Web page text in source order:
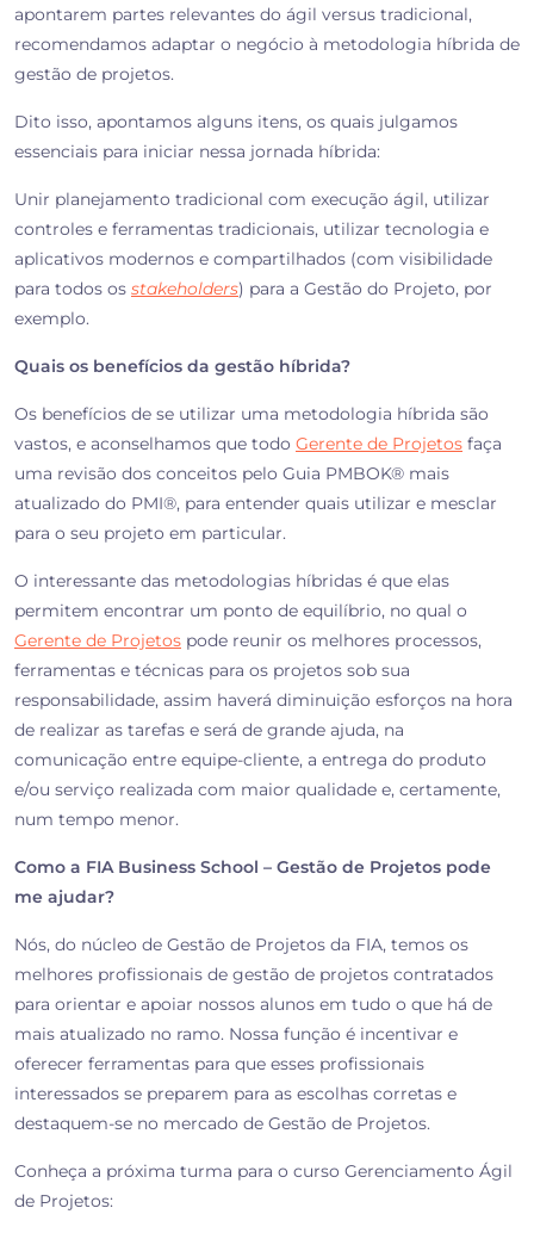
apontarem partes relevantes do ágil versus tradicional,
recomendamos adaptar o negócio à metodologia híbrida de
gestão de projetos.
Dito isso, apontamos alguns itens, os quais julgamos
essenciais para iniciar nessa jornada híbrida:
Unir planejamento tradicional com execução ágil, utilizar
controles e ferramentas tradicionais, utilizar tecnologia e
aplicativos modernos e compartilhados (com visibilidade
para todos os stakeholders) para a Gestão do Projeto, por
exemplo.
Quais os benefícios da gestão híbrida?
Os benefícios de se utilizar uma metodologia híbrida são
vastos, e aconselhamos que todo Gerente de Projetos faça
uma revisão dos conceitos pelo Guia PMBOK® mais
atualizado do PMI®, para entender quais utilizar e mesclar
para o seu projeto em particular.
O interessante das metodologias híbridas é que elas
permitem encontrar um ponto de equilíbrio, no qual o
Gerente de Projetos pode reunir os melhores processos,
ferramentas e técnicas para os projetos sob sua
responsabilidade, assim haverá diminuição esforços na hora
de realizar as tarefas e será de grande ajuda, na
comunicação entre equipe-cliente, a entrega do produto
e/ou serviço realizada com maior qualidade e, certamente,
num tempo menor.
Como a FIA Business School – Gestão de Projetos pode
me ajudar?
Nós, do núcleo de Gestão de Projetos da FIA, temos os
melhores profissionais de gestão de projetos contratados
para orientar e apoiar nossos alunos em tudo o que há de
mais atualizado no ramo. Nossa função é incentivar e
oferecer ferramentas para que esses profissionais
interessados se preparem para as escolhas corretas e
destaquem-se no mercado de Gestão de Projetos.
Conheça a próxima turma para o curso Gerenciamento Ágil
de Projetos: